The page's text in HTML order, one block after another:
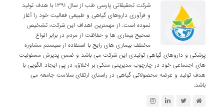
شرکت تحقیقاتی پارسی طب از سال ۱۳۹۱ با هدف تولید
و فرآوری داروهای گیاهی و طبیعی فعالیت خود را آغاز
نموده است. از مهمترین اهداف این شرکت، تشخیص
صحیح بیماری ها و حفاظت از مردم در برابر انواع
مختلف بیماری های رایج با استفاده از سیستم مشاوره
پزشکی و داروهای گیاهی تولیدی این شرکت می باشد و ضمن پذیرش مسئولیت
های اجتماعی خود در چارچوب مدیریتی متکی بر اخلاق، در پی ایجاد الگویی با
هدف تولید و عرضه محصولاتی گیاهی در راستای ارتقای سلامت جامعه می
باشد.